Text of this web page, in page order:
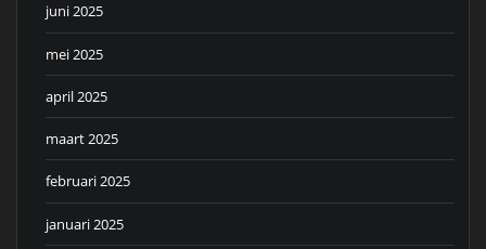
juni 2025
mei 2025
april 2025
maart 2025
februari 2025
januari 2025